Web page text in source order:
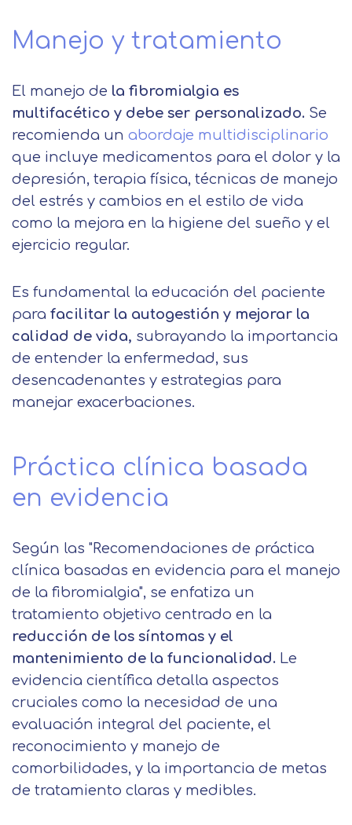
Manejo y tratamiento
El manejo de la fibromialgia es
multifacético y debe ser personalizado. Se
recomienda un abordaje multidisciplinario
que incluye medicamentos para el dolor y la
depresión, terapia física, técnicas de manejo
del estrés y cambios en el estilo de vida
como la mejora en la higiene del sueño y el
ejercicio regular.
Es fundamental la educación del paciente
para facilitar la autogestión y mejorar la
calidad de vida, subrayando la importancia
de entender la enfermedad, sus
desencadenantes y estrategias para
manejar exacerbaciones.
Práctica clínica basada
en evidencia
Según las "Recomendaciones de práctica
clínica basadas en evidencia para el manejo
de la fibromialgia", se enfatiza un
tratamiento objetivo centrado en la
reducción de los síntomas y el
mantenimiento de la funcionalidad. Le
evidencia científica detalla aspectos
cruciales como la necesidad de una
evaluación integral del paciente, el
reconocimiento y manejo de
comorbilidades, y la importancia de metas
de tratamiento claras y medibles.
Solicitar
información
Nombre
Apellidos